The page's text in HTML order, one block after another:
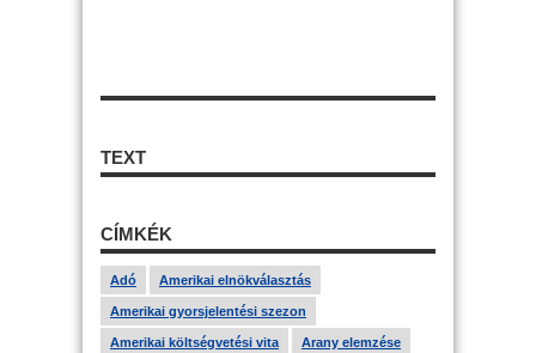
TEXT
CÍMKÉK
Adó Amerikai elnökválasztás
Amerikai gyorsjelentési szezon
Amerikai költségvetési vita Arany elemzése